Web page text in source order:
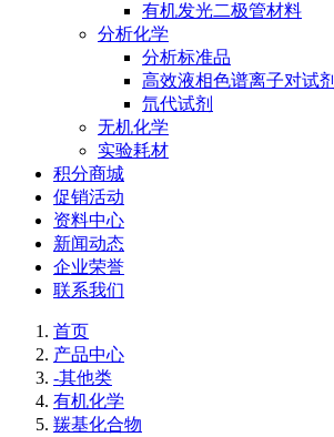
有机发光二极管材料
分析化学
分析标准品
高效液相色谱离子对试剂
氘代试剂
无机化学
实验耗材
积分商城
促销活动
资料中心
新闻动态
企业荣誉
联系我们
首页
产品中心
-其他类
有机化学
羰基化合物